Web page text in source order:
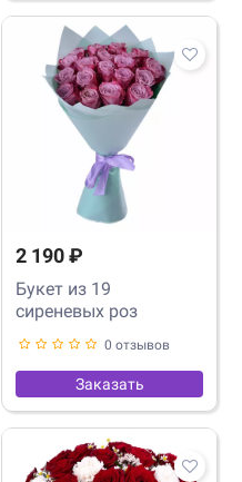
2 190 ₽
Букет из 19
сиреневых роз
0 отзывов
Заказать